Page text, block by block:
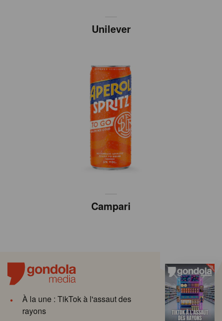
Unilever
Campari
À la une : TikTok à l'assaut des
rayons